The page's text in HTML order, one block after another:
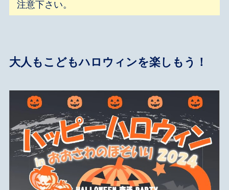
注意下さい。
大人もこどもハロウィンを楽しもう！